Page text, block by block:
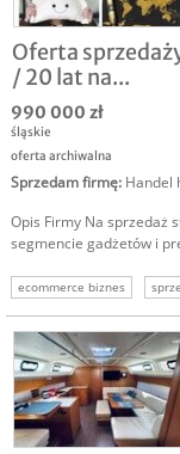
Oferta
/ 20 lat na...
990 000 zł
śląskie
oferta archiwalna
Sprzedam firmę: Handel
Opis Firmy Na sprzedaż
segmencie gadżetów i
ecommerce biznes
sprzedam biznes internet